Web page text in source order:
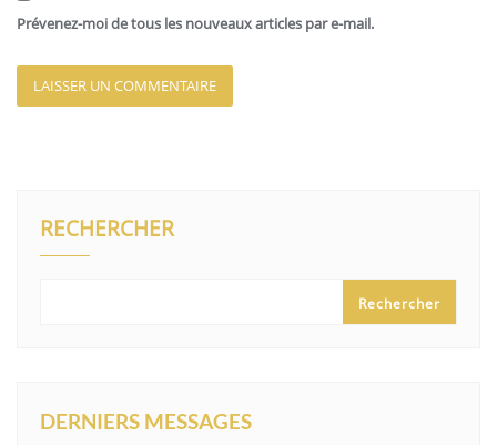
Prévenez-moi de tous les nouveaux articles par e-mail.
RECHERCHER
Rechercher
DERNIERS MESSAGES